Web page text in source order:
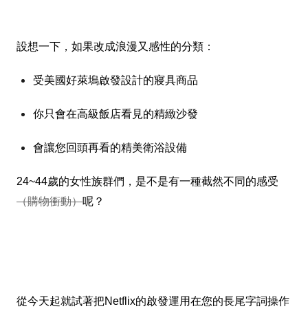
設想一下，如果改成浪漫又感性的分類：
受美國好萊塢啟發設計的寢具商品
你只會在高級飯店看見的精緻沙發
會讓您回頭再看的精美衛浴設備
24~44歲的女性族群們，是不是有一種截然不同的感受
（購物衝動）呢？
從今天起就試著把Netflix的啟發運用在您的長尾字詞操作